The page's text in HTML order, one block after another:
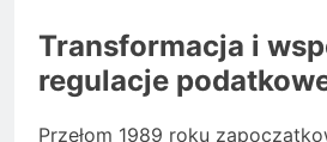
Transformacja i
regulacje
Przełom 1989 roku